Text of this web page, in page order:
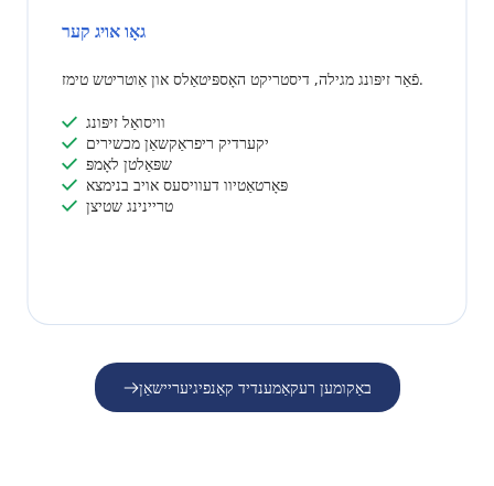
גאָו אויג קער
פֿאַר זיפּונג מגילה, דיסטריקט האָספּיטאַלס ​​און אַוטריטש טימז.
 וויסואַל זיפּונג
 יקערדיק ריפראַקשאַן מכשירים
 שפּאַלטן לאָמפּ
 פּאָרטאַטיוו דעוויסעס אויב בנימצא
 טריינינג שטיצן
באַקומען רעקאַמענדיד קאַנפיגיעריישאַן